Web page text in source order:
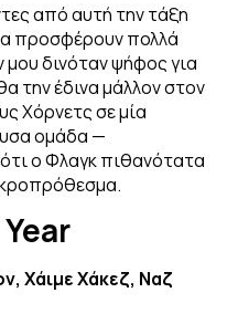
από αυτή την τάξη
προσφέρουν πολλά
μου δινόταν ψήφος για
την έδινα μάλλον στον
Χόρνετς σε μία
ομάδα —
ο Φλαγκ πιθανότατα
Χάιμε Χάκεζ, Ναζ